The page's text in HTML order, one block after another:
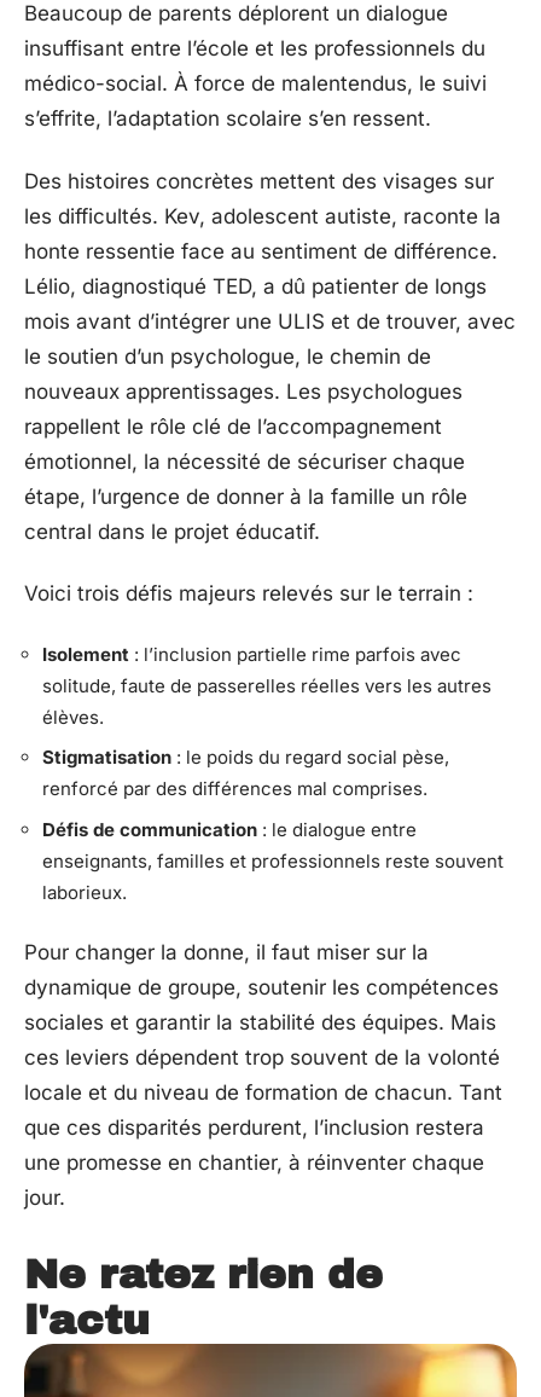
Beaucoup de parents déplorent un dialogue
insuffisant entre l’école et les professionnels du
médico-social. À force de malentendus, le suivi
s’effrite, l’adaptation scolaire s’en ressent.
Des histoires concrètes mettent des visages sur
les difficultés. Kev, adolescent autiste, raconte la
honte ressentie face au sentiment de différence.
Lélio, diagnostiqué TED, a dû patienter de longs
mois avant d’intégrer une ULIS et de trouver, avec
le soutien d’un psychologue, le chemin de
nouveaux apprentissages. Les psychologues
rappellent le rôle clé de l’accompagnement
émotionnel, la nécessité de sécuriser chaque
étape, l’urgence de donner à la famille un rôle
central dans le projet éducatif.
Voici trois défis majeurs relevés sur le terrain :
Isolement : l’inclusion partielle rime parfois avec
solitude, faute de passerelles réelles vers les autres
élèves.
Stigmatisation : le poids du regard social pèse,
renforcé par des différences mal comprises.
Défis de communication : le dialogue entre
enseignants, familles et professionnels reste souvent
laborieux.
Pour changer la donne, il faut miser sur la
dynamique de groupe, soutenir les compétences
sociales et garantir la stabilité des équipes. Mais
ces leviers dépendent trop souvent de la volonté
locale et du niveau de formation de chacun. Tant
que ces disparités perdurent, l’inclusion restera
une promesse en chantier, à réinventer chaque
jour.
Ne ratez rien de
l'actu